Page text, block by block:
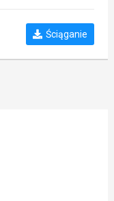
Ściąganie